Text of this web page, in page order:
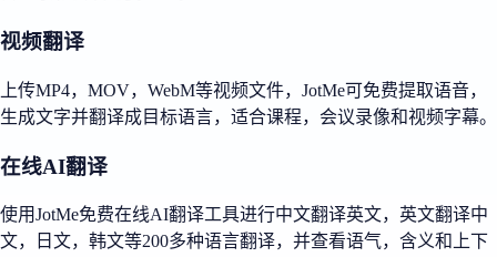
视频翻译
上传MP4，MOV，WebM等视频文件，JotMe可免费提取语音，
生成文字并翻译成目标语言，适合课程，会议录像和视频字幕。
在线AI翻译
使用JotMe免费在线AI翻译工具进行中文翻译英文，英文翻译中
文，日文，韩文等200多种语言翻译，并查看语气，含义和上下